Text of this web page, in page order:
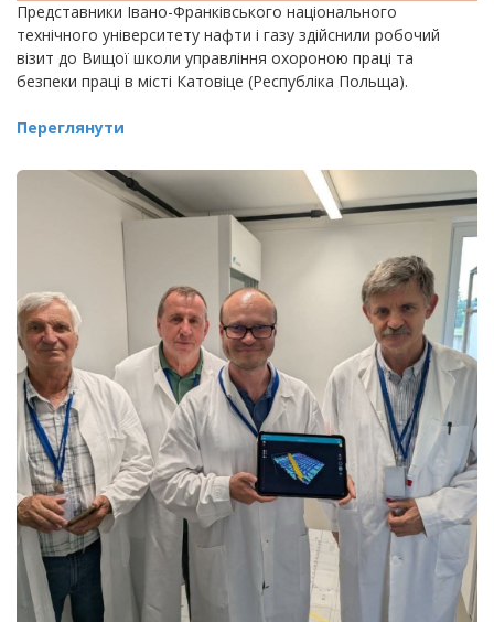
Представники Івано-Франківського національного
технічного університету нафти і газу здійснили робочий
візит до Вищої школи управління охороною праці та
безпеки праці в місті Катовіце (Республіка Польща).
Переглянути